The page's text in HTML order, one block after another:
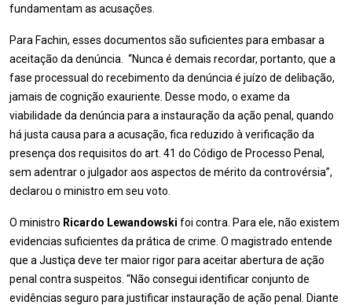
fundamentam as acusações.
Para Fachin, esses documentos são suficientes para embasar a
aceitação da denúncia. “Nunca é demais recordar, portanto, que a
fase processual do recebimento da denúncia é juízo de delibação,
jamais de cognição exauriente. Desse modo, o exame da
viabilidade da denúncia para a instauração da ação penal, quando
há justa causa para a acusação, fica reduzido à verificação da
presença dos requisitos do art. 41 do Código de Processo Penal,
sem adentrar o julgador aos aspectos de mérito da controvérsia”,
declarou o ministro em seu voto.
O ministro Ricardo Lewandowski foi contra. Para ele, não existem
evidencias suficientes da prática de crime. O magistrado entende
que a Justiça deve ter maior rigor para aceitar abertura de ação
penal contra suspeitos. “Não consegui identificar conjunto de
evidências seguro para justificar instauração de ação penal. Diante